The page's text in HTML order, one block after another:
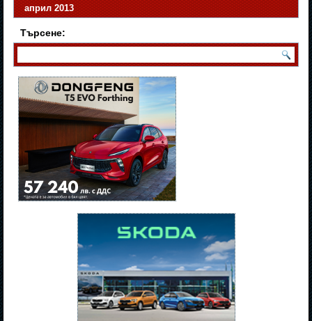
април 2013
Търсене: